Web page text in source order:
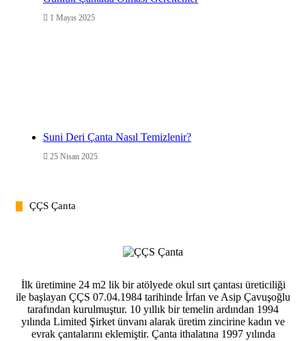
1 Mayıs 2025
Suni Deri Çanta Nasıl Temizlenir?
25 Nisan 2025
ÇÇS Çanta
İlk üretimine 24 m2 lik bir atölyede okul sırt çantası üreticiliği
ile başlayan ÇÇS 07.04.1984 tarihinde İrfan ve Asip Çavuşoğlu
tarafından kurulmuştur. 10 yıllık bir temelin ardından 1994
yılında Limited Şirket ünvanı alarak üretim zincirine kadın ve
evrak çantalarını eklemiştir. Çanta ithalatına 1997 yılında